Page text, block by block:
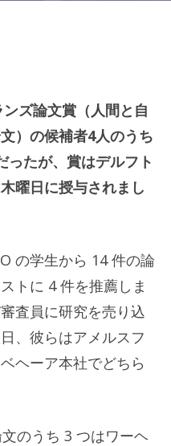
ズ論文賞（人間と自
）の候補者4人のうち
ったが、賞はデルフト
曜日に授与されまし
の学生から 14 件の論
トに 4 件を推薦しま
査員に研究を売り込
、彼らはアメルスフ
ヘーア本社でどちら
のうち 3 つはワーヘ